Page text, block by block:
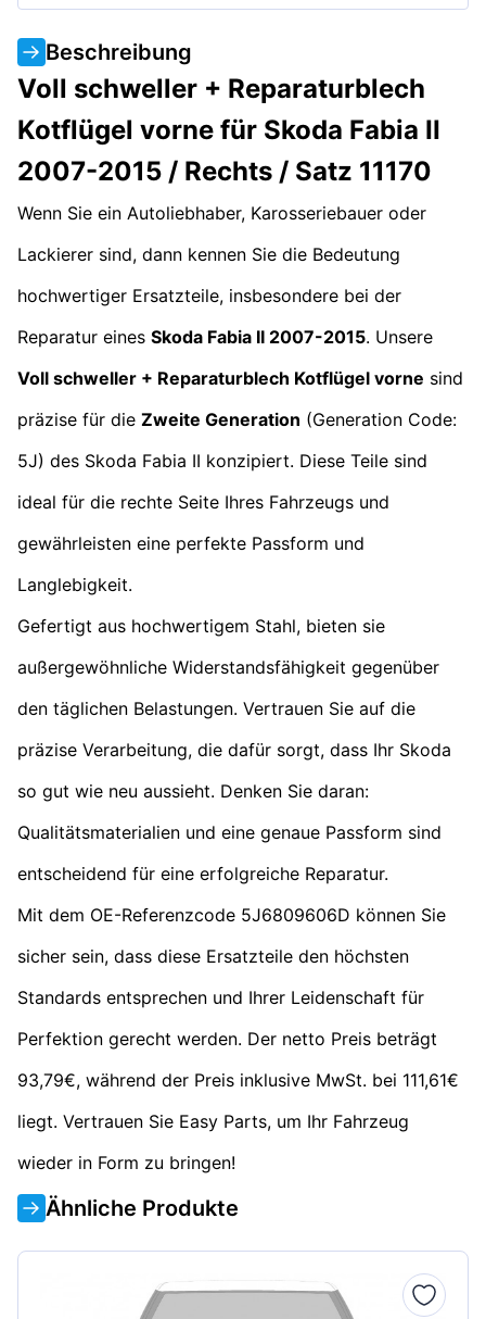
Beschreibung
Voll schweller + Reparaturblech
Kotflügel vorne für Skoda Fabia II
2007-2015 / Rechts / Satz 11170
Wenn Sie ein Autoliebhaber, Karosseriebauer oder
Lackierer sind, dann kennen Sie die Bedeutung
hochwertiger Ersatzteile, insbesondere bei der
Reparatur eines Skoda Fabia II 2007-2015. Unsere
Voll schweller + Reparaturblech Kotflügel vorne sind
präzise für die Zweite Generation (Generation Code:
5J) des Skoda Fabia II konzipiert. Diese Teile sind
ideal für die rechte Seite Ihres Fahrzeugs und
gewährleisten eine perfekte Passform und
Langlebigkeit.
Gefertigt aus hochwertigem Stahl, bieten sie
außergewöhnliche Widerstandsfähigkeit gegenüber
den täglichen Belastungen. Vertrauen Sie auf die
präzise Verarbeitung, die dafür sorgt, dass Ihr Skoda
so gut wie neu aussieht. Denken Sie daran:
Qualitätsmaterialien und eine genaue Passform sind
entscheidend für eine erfolgreiche Reparatur.
Mit dem OE-Referenzcode 5J6809606D können Sie
sicher sein, dass diese Ersatzteile den höchsten
Standards entsprechen und Ihrer Leidenschaft für
Perfektion gerecht werden. Der netto Preis beträgt
93,79€, während der Preis inklusive MwSt. bei 111,61€
liegt. Vertrauen Sie Easy Parts, um Ihr Fahrzeug
wieder in Form zu bringen!
Ähnliche Produkte